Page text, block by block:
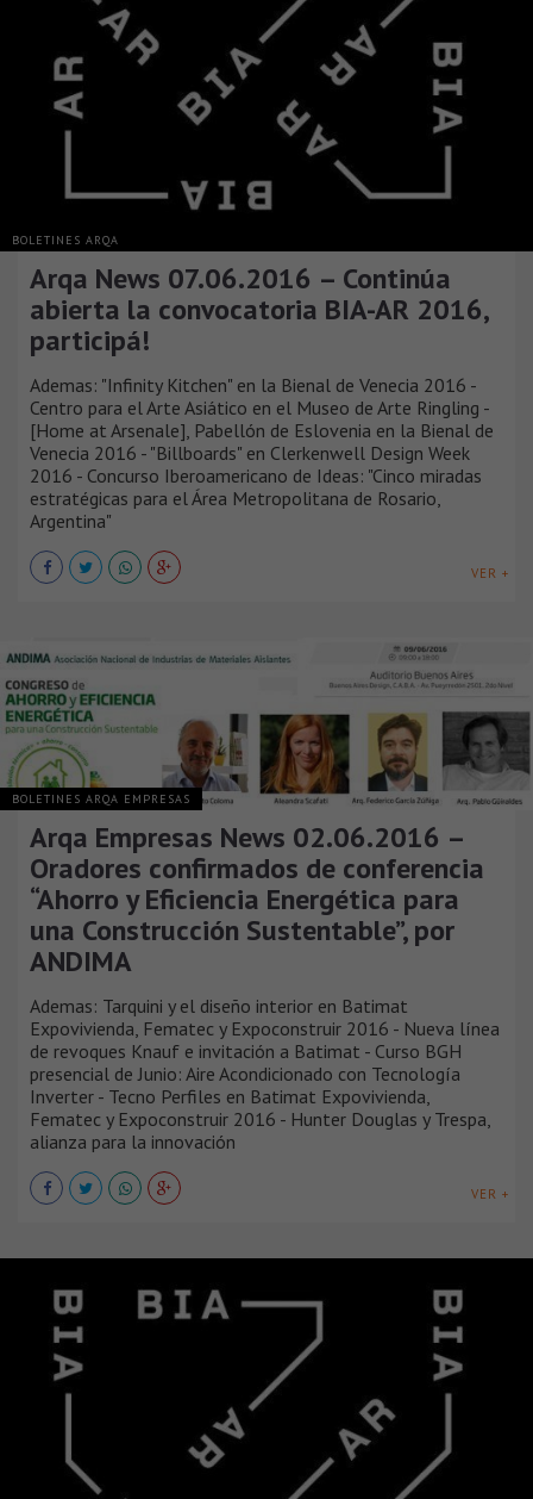
BOLETINES ARQA
Arqa News 07.06.2016 – Continúa
abierta la convocatoria BIA-AR 2016,
participá!
Ademas: "Infinity Kitchen" en la Bienal de Venecia 2016 -
Centro para el Arte Asiático en el Museo de Arte Ringling -
[Home at Arsenale], Pabellón de Eslovenia en la Bienal de
Venecia 2016 - "Billboards" en Clerkenwell Design Week
2016 - Concurso Iberoamericano de Ideas: "Cinco miradas
estratégicas para el Área Metropolitana de Rosario,
Argentina"
VER +
BOLETINES ARQA EMPRESAS
Arqa Empresas News 02.06.2016 –
Oradores confirmados de conferencia
“Ahorro y Eficiencia Energética para
una Construcción Sustentable”, por
ANDIMA
Ademas: Tarquini y el diseño interior en Batimat
Expovivienda, Fematec y Expoconstruir 2016 - Nueva línea
de revoques Knauf e invitación a Batimat - Curso BGH
presencial de Junio: Aire Acondicionado con Tecnología
Inverter - Tecno Perfiles en Batimat Expovivienda,
Fematec y Expoconstruir 2016 - Hunter Douglas y Trespa,
alianza para la innovación
VER +